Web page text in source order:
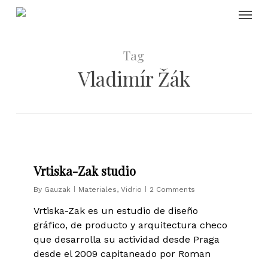
Skip
Tag
Vladimír Žák
Vrtiska-Zak studio
By Gauzak Materiales,Vidrio 2 Comments
Vrtiska-Zak es un estudio de diseño
gráfico, de producto y arquitectura checo
que desarrolla su actividad desde Praga
desde el 2009 capitaneado por Roman